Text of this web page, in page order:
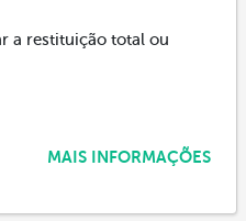
a restituição total ou
MAIS INFORMAÇÕES